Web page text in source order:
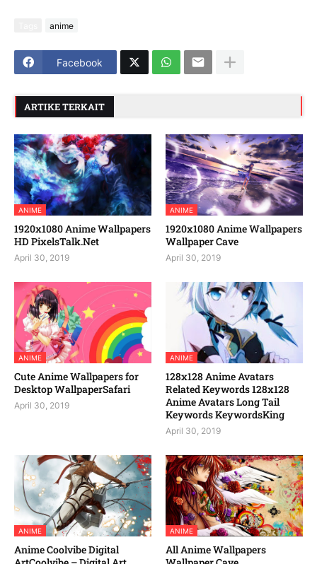
anime
Facebook
ARTIKE TERKAIT
ANIME
1920x1080 Anime Wallpapers
HD PixelsTalk.Net
April 30, 2019
ANIME
1920x1080 Anime Wallpapers
Wallpaper Cave
April 30, 2019
ANIME
Cute Anime Wallpapers for
Desktop WallpaperSafari
April 30, 2019
ANIME
128x128 Anime Avatars
Related Keywords 128x128
Anime Avatars Long Tail
Keywords KeywordsKing
April 30, 2019
ANIME
Anime Coolvibe Digital
ANIME
All Anime Wallpapers